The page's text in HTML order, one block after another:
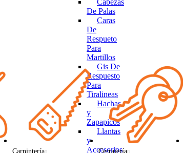
Cabezas
De Palas
Caras
De
Respueto
Para
Martillos
Gis De
Respuesto
Para
Tiralineas
Hachas
y
Zapapicos
Llantas
y
Accesorios
Carpintería Cerrajería